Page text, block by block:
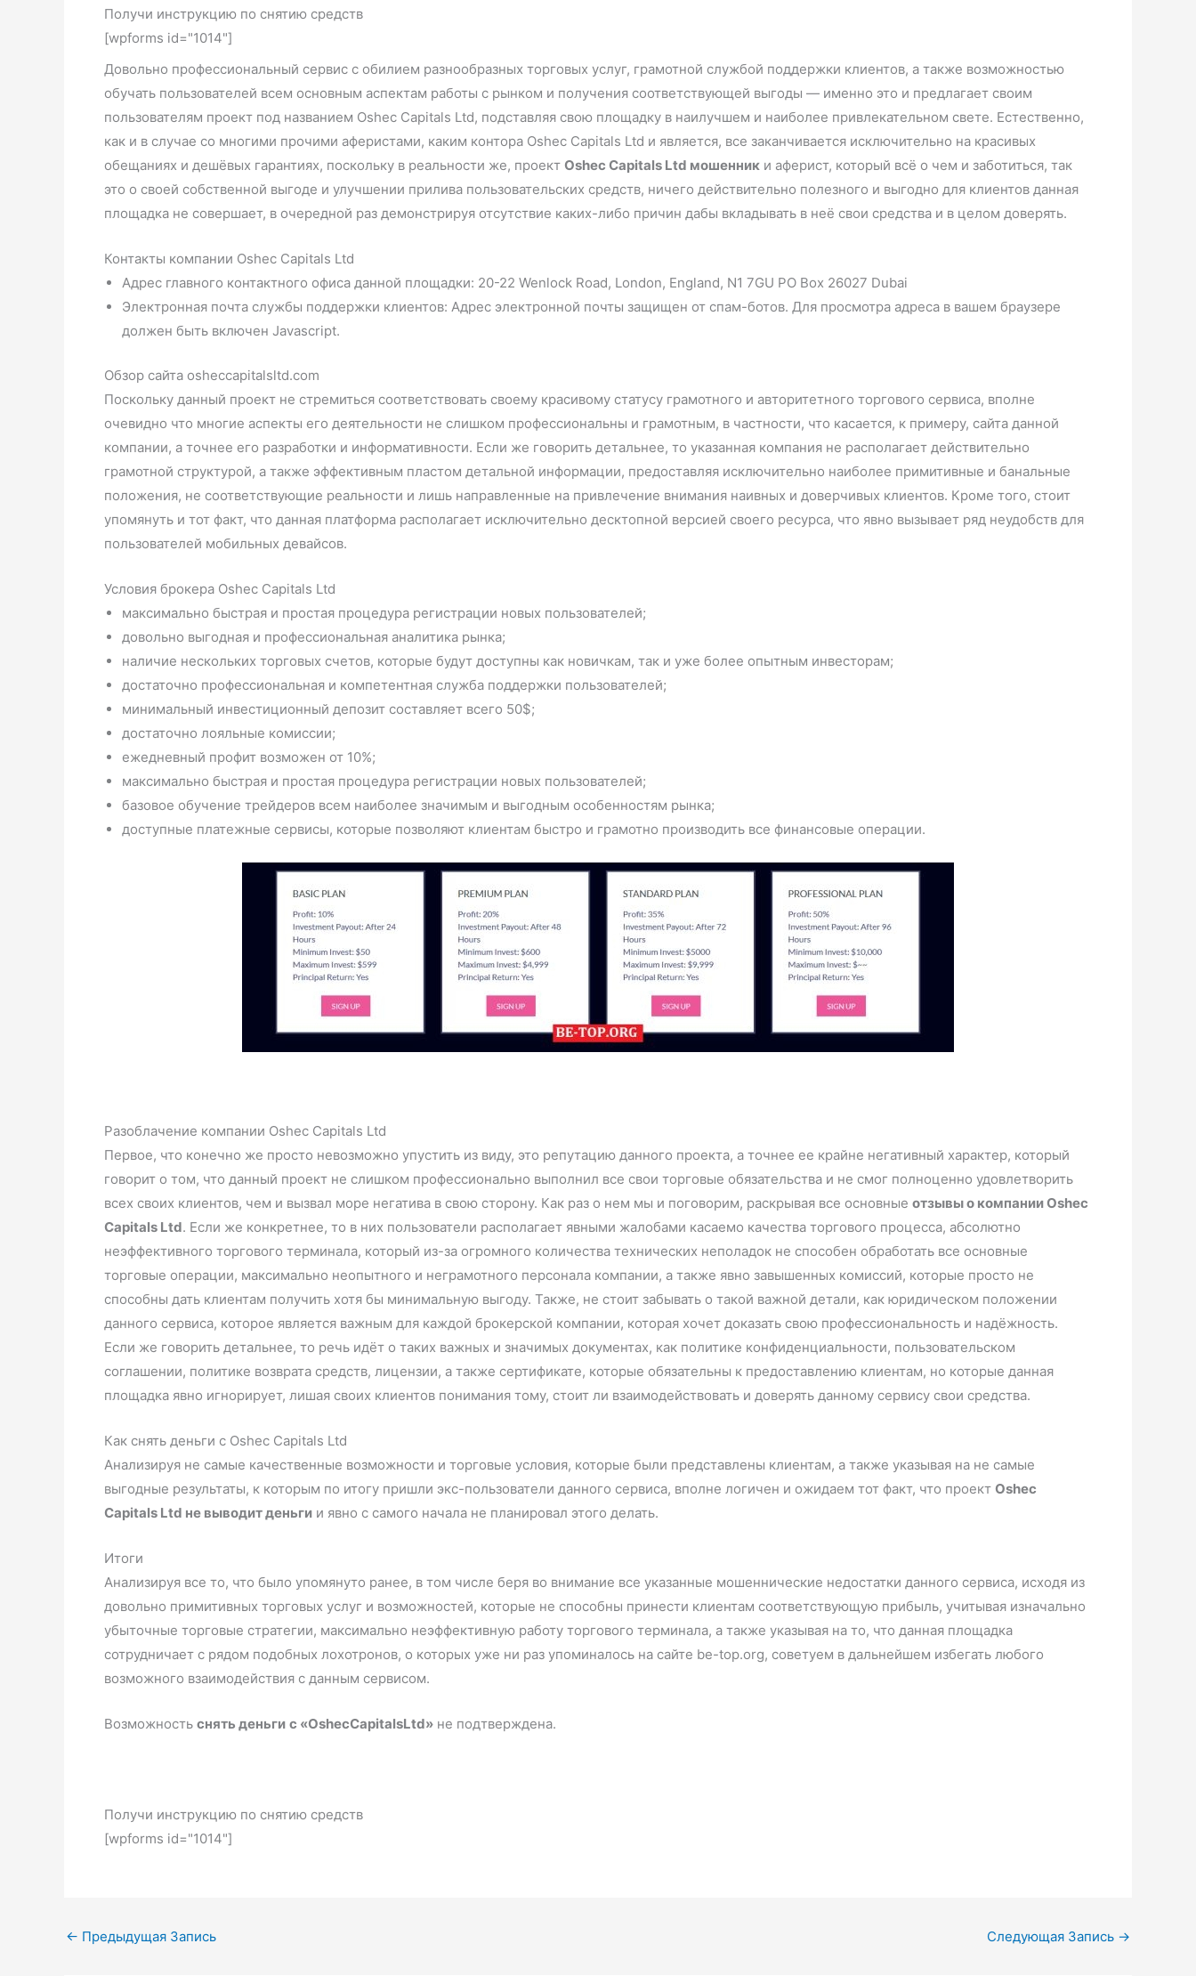
Получи инструкцию по снятию средств
[wpforms id="1014"]
Довольно профессиональный сервис с обилием разнообразных торговых услуг, грамотной службой поддержки клиентов, а также возможностью
обучать пользователей всем основным аспектам работы с рынком и получения соответствующей выгоды — именно это и предлагает своим
пользователям проект под названием Oshec Capitals Ltd, подставляя свою площадку в наилучшем и наиболее привлекательном свете. Естественно,
как и в случае со многими прочими аферистами, каким контора Oshec Capitals Ltd и является, все заканчивается исключительно на красивых
обещаниях и дешёвых гарантиях, поскольку в реальности же, проект Oshec Capitals Ltd мошенник и аферист, который всё о чем и заботиться, так
это о своей собственной выгоде и улучшении прилива пользовательских средств, ничего действительно полезного и выгодно для клиентов данная
площадка не совершает, в очередной раз демонстрируя отсутствие каких-либо причин дабы вкладывать в неё свои средства и в целом доверять.
Контакты компании Oshec Capitals Ltd
Адрес главного контактного офиса данной площадки: 20-22 Wenlock Road, London, England, N1 7GU PO Box 26027 Dubai
Электронная почта службы поддержки клиентов: Адрес электронной почты защищен от спам-ботов. Для просмотра адреса в вашем браузере
должен быть включен Javascript.
Обзор сайта osheccapitalsltd.com
Поскольку данный проект не стремиться соответствовать своему красивому статусу грамотного и авторитетного торгового сервиса, вполне
очевидно что многие аспекты его деятельности не слишком профессиональны и грамотным, в частности, что касается, к примеру, сайта данной
компании, а точнее его разработки и информативности. Если же говорить детальнее, то указанная компания не располагает действительно
грамотной структурой, а также эффективным пластом детальной информации, предоставляя исключительно наиболее примитивные и банальные
положения, не соответствующие реальности и лишь направленные на привлечение внимания наивных и доверчивых клиентов. Кроме того, стоит
упомянуть и тот факт, что данная платформа располагает исключительно десктопной версией своего ресурса, что явно вызывает ряд неудобств для
пользователей мобильных девайсов.
Условия брокера Oshec Capitals Ltd
максимально быстрая и простая процедура регистрации новых пользователей;
довольно выгодная и профессиональная аналитика рынка;
наличие нескольких торговых счетов, которые будут доступны как новичкам, так и уже более опытным инвесторам;
достаточно профессиональная и компетентная служба поддержки пользователей;
минимальный инвестиционный депозит составляет всего 50$;
достаточно лояльные комиссии;
ежедневный профит возможен от 10%;
максимально быстрая и простая процедура регистрации новых пользователей;
базовое обучение трейдеров всем наиболее значимым и выгодным особенностям рынка;
доступные платежные сервисы, которые позволяют клиентам быстро и грамотно производить все финансовые операции.
Разоблачение компании Oshec Capitals Ltd
Первое, что конечно же просто невозможно упустить из виду, это репутацию данного проекта, а точнее ее крайне негативный характер, который
говорит о том, что данный проект не слишком профессионально выполнил все свои торговые обязательства и не смог полноценно удовлетворить
всех своих клиентов, чем и вызвал море негатива в свою сторону. Как раз о нем мы и поговорим, раскрывая все основные отзывы о компании Oshec
Capitals Ltd. Если же конкретнее, то в них пользователи располагает явными жалобами касаемо качества торгового процесса, абсолютно
неэффективного торгового терминала, который из-за огромного количества технических неполадок не способен обработать все основные
торговые операции, максимально неопытного и неграмотного персонала компании, а также явно завышенных комиссий, которые просто не
способны дать клиентам получить хотя бы минимальную выгоду. Также, не стоит забывать о такой важной детали, как юридическом положении
данного сервиса, которое является важным для каждой брокерской компании, которая хочет доказать свою профессиональность и надёжность.
Если же говорить детальнее, то речь идёт о таких важных и значимых документах, как политике конфиденциальности, пользовательском
соглашении, политике возврата средств, лицензии, а также сертификате, которые обязательны к предоставлению клиентам, но которые данная
площадка явно игнорирует, лишая своих клиентов понимания тому, стоит ли взаимодействовать и доверять данному сервису свои средства.
Как снять деньги с Oshec Capitals Ltd
Анализируя не самые качественные возможности и торговые условия, которые были представлены клиентам, а также указывая на не самые
выгодные результаты, к которым по итогу пришли экс-пользователи данного сервиса, вполне логичен и ожидаем тот факт, что проект Oshec
Capitals Ltd не выводит деньги и явно с самого начала не планировал этого делать.
Итоги
Анализируя все то, что было упомянуто ранее, в том числе беря во внимание все указанные мошеннические недостатки данного сервиса, исходя из
довольно примитивных торговых услуг и возможностей, которые не способны принести клиентам соответствующую прибыль, учитывая изначально
убыточные торговые стратегии, максимально неэффективную работу торгового терминала, а также указывая на то, что данная площадка
сотрудничает с рядом подобных лохотронов, о которых уже ни раз упоминалось на сайте be-top.org, советуем в дальнейшем избегать любого
возможного взаимодействия с данным сервисом.
Возможность снять деньги с «OshecCapitalsLtd» не подтверждена.
Получи инструкцию по снятию средств
[wpforms id="1014"]
← Предыдущая Запись Следующая Запись →